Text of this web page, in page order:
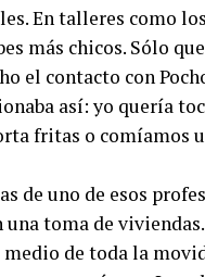
En talleres como
más chicos. Sólo
el contacto con
así: yo quería
fritas o comíamos
de uno de esos
una toma de
medio de toda la